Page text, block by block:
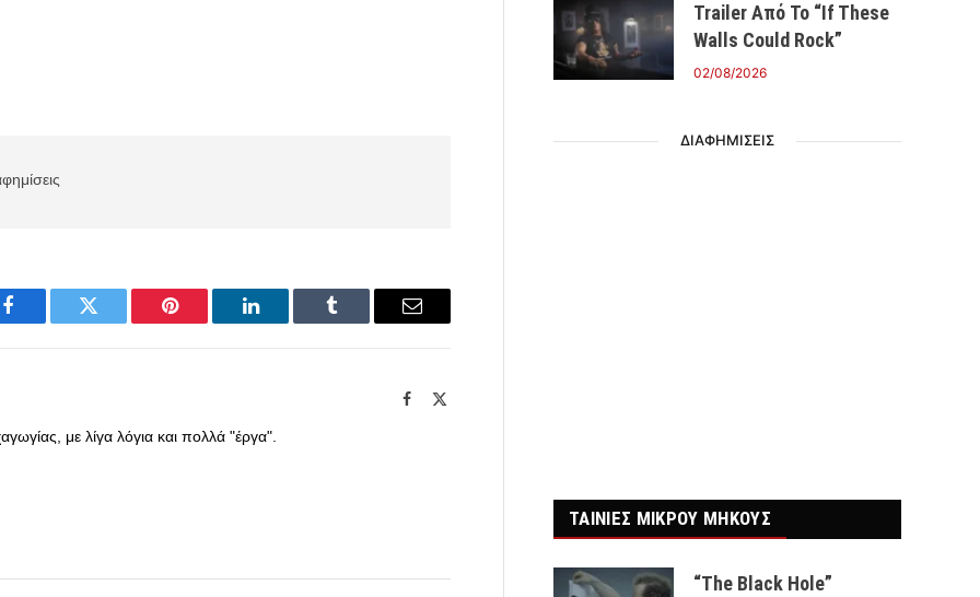
Facebook Twitter Pinterest LinkedIn Tumblr Email
Facebook
με λίγα λόγια και πολλά "έργα".
Trailer Από Το “If These
Walls Could Rock”
02/08/2026
ΔΙΑΦΗΜΙΣΕΙΣ
ΤΑΙΝΙΕΣ ΜΙΚΡΟΥ ΜΗΚΟΥΣ
“The Black Hole”